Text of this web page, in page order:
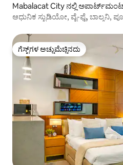
Mabalacat City ನಲ್ಲಿ
ಆಧುನಿಕ ಸ್ಟುಡಿಯೋ, ವೈ-ಫೈ, ಬಾಲ್ಕನಿ,
ಗೆಸ್ಟ್‌ಗಳ ಅಚ್ಚುಮೆಚ್ಚಿನದು
ಗೆಸ್ಟ್‌ಗಳ ಅಚ್ಚುಮೆಚ್ಚಿನದು